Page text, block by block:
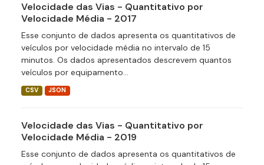
Velocidade das Vias - Quantitativo por
Velocidade Média - 2017
Esse conjunto de dados apresenta os quantitativos de
veículos por velocidade média no intervalo de 15
minutos. Os dados apresentados descrevem quantos
veículos por equipamento...
CSV JSON
Velocidade das Vias - Quantitativo por
Velocidade Média - 2019
Esse conjunto de dados apresenta os quantitativos de